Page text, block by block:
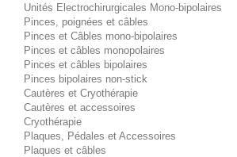
Unités Electrochirurgicales Mono-bipolaires
Pinces, poignées et câbles
Pinces et Câbles mono-bipolaires
Pinces et câbles monopolaires
Pinces et câbles bipolaires
Pinces bipolaires non-stick
Cautères et Cryothérapie
Cautères et accessoires
Cryothérapie
Plaques, Pédales et Accessoires
Plaques et câbles